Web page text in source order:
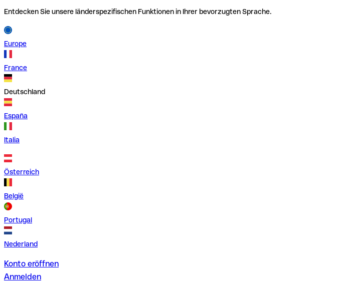
Entdecken Sie unsere länderspezifischen Funktionen in Ihrer bevorzugten Sprache.
Europe
France
Deutschland
España
Italia
Österreich
België
Portugal
Nederland
Konto eröffnen
Anmelden